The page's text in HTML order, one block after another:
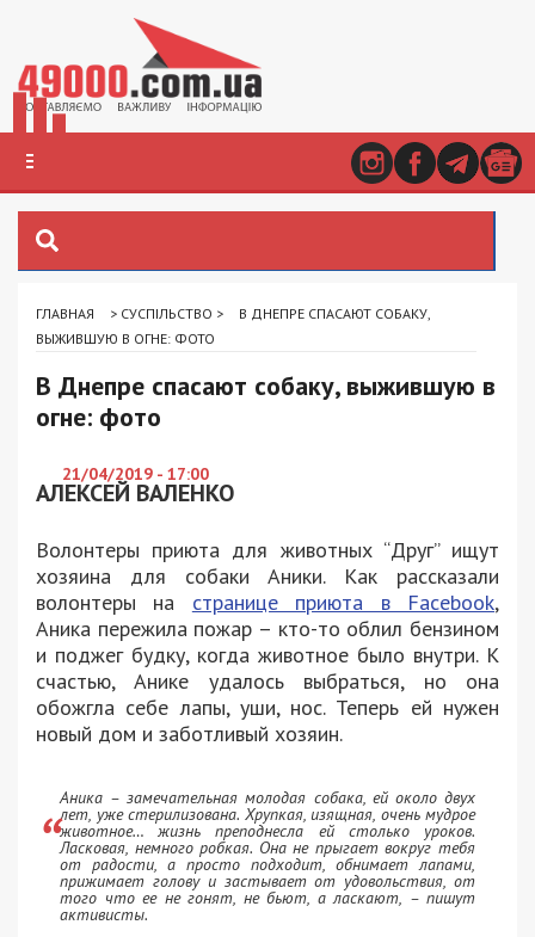
ГЛАВНАЯ > СУСПІЛЬСТВО >
В ДНЕПРЕ СПАСАЮТ СОБАКУ,
ВЫЖИВШУЮ В ОГНЕ: ФОТО
В Днепре спасают собаку, выжившую в
огне: фото
21/04/2019 - 17:00
АЛЕКСЕЙ ВАЛЕНКО
Волонтеры приюта для животных “Друг” ищут
хозяина для собаки Аники. Как рассказали
волонтеры на странице приюта в Facebook,
Аника пережила пожар – кто-то облил бензином
и поджег будку, когда животное было внутри. К
счастью, Анике удалось выбраться, но она
обожгла себе лапы, уши, нос. Теперь ей нужен
новый дом и заботливый хозяин.
Аника – замечательная молодая собака, ей около двух
лет, уже стерилизована. Хрупкая, изящная, очень мудрое
животное… жизнь преподнесла ей столько уроков.
Ласковая, немного робкая. Она не прыгает вокруг тебя
от радости, а просто подходит, обнимает лапами,
прижимает голову и застывает от удовольствия, от
того что ее не гонят, не бьют, а ласкают, – пишут
активисты.